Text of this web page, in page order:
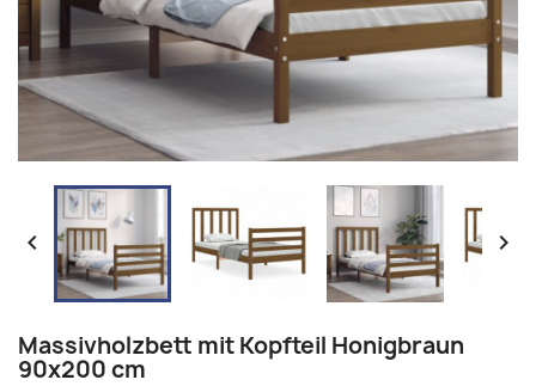
 
Massivholzbett mit Kopfteil Honigbraun
90x200 cm